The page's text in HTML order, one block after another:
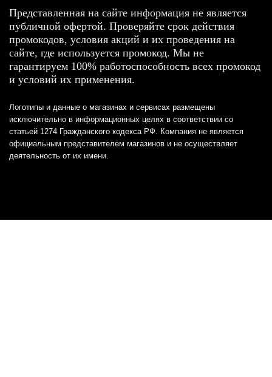
Представленная на сайте информация не является
публичной офертой. Проверяйте срок действия
промокодов, условия акций и их проведения на
сайте, где используется промокод. Мы не
гарантируем 100% работоспособность всех промокод
и условий их применения.
Логотипы и данные о магазинах и сервисах размещены
исключительно в информационных целях в соответствии со
статьей 1274 Гражданского кодекса РФ. Компания не является
официальным представителем магазинов и не осуществляет
деятельность от их имени.